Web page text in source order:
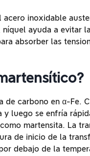
inoxidable
ayuda a evitar
absorber las
de carbono en α-Fe.
luego se enfría
martensita. La
de inicio de la
debajo de la